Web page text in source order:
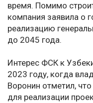
время. Помимо
компания заявила о
реализацию
до 2045 года.
Интерес ФСК к
2023 году, когда
Воронин отметил,
для реализации